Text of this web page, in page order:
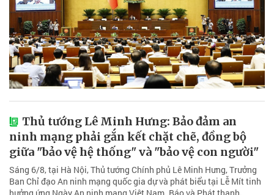
Thủ tướng Lê Minh Hưng: Bảo đảm an
ninh mạng phải gắn kết chặt chẽ, đồng bộ
giữa "bảo vệ hệ thống" và "bảo vệ con người"
Sáng 6/8, tại Hà Nội, Thủ tướng Chính phủ Lê Minh Hưng, Trưởng
Ban Chỉ đạo An ninh mạng quốc gia dự và phát biểu tại Lễ Mít tinh